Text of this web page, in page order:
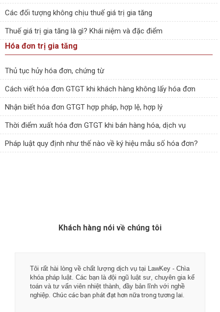
Các đối tượng không chịu thuế giá trị gia tăng
Thuế giá trị gia tăng là gì? Khái niệm và đặc điểm
Hóa đơn trị gia tăng
Thủ tục hủy hóa đơn, chứng từ
Cách viết hóa đơn GTGT khi khách hàng không lấy hóa đơn
Nhận biết hóa đơn GTGT hợp pháp, hợp lệ, hợp lý
Thời điểm xuất hóa đơn GTGT khi bán hàng hóa, dịch vụ
Pháp luật quy định như thế nào về ký hiệu mẫu số hóa đơn?
Khách hàng nói về chúng tôi
Tôi rất hài lòng về chất lượng dịch vụ tại LawKey - Chìa
khóa pháp luật. Các bạn là đội ngũ luật sư, chuyên gia kế
toán và tư vấn viên nhiệt thành, đầy bản lĩnh với nghề
nghiệp.Chúc các bạn phát đạt hơn nữa trong tương lai.